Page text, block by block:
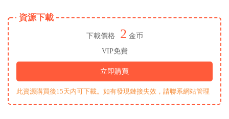
資源下載
下載價格 2 金币
VIP免費
立即購買
此資源購買後15天内可下載。如有發現鏈接失效，請聯系網站管理